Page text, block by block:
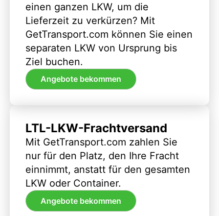
einen ganzen LKW, um die
Lieferzeit zu verkürzen? Mit
GetTransport.com können Sie einen
separaten LKW von Ursprung bis
Ziel buchen.
Angebote bekommen
LTL-LKW-Frachtversand
Mit GetTransport.com zahlen Sie
nur für den Platz, den Ihre Fracht
einnimmt, anstatt für den gesamten
LKW oder Container.
Angebote bekommen